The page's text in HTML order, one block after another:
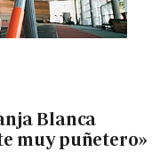
Blanca
muy puñetero»